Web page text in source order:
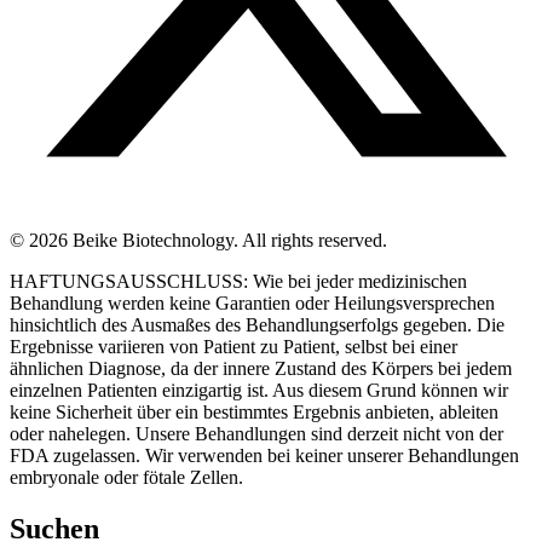
© 2026 Beike Biotechnology. All rights reserved.
HAFTUNGSAUSSCHLUSS: Wie bei jeder medizinischen
Behandlung werden keine Garantien oder Heilungsversprechen
hinsichtlich des Ausmaßes des Behandlungserfolgs gegeben. Die
Ergebnisse variieren von Patient zu Patient, selbst bei einer
ähnlichen Diagnose, da der innere Zustand des Körpers bei jedem
einzelnen Patienten einzigartig ist. Aus diesem Grund können wir
keine Sicherheit über ein bestimmtes Ergebnis anbieten, ableiten
oder nahelegen. Unsere Behandlungen sind derzeit nicht von der
FDA zugelassen. Wir verwenden bei keiner unserer Behandlungen
embryonale oder fötale Zellen.
Suchen